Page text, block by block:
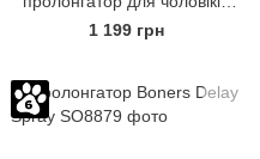
Bathmate Control (7 мл),
1 199 грн